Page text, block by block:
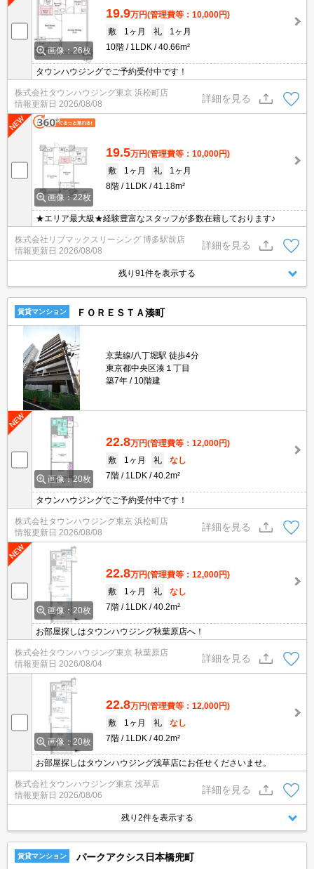
画像：26枚
19.9万円(管理費等：10,000円)
敷
1ヶ月 礼
1ヶ月
10階
1LDK 40.66m²
タウンハウジングでご予約受付中です！
株式会社タウンハウジング東京 浜松町店
情報更新日 2026/08/08
詳細を見る
画像：22枚
19.5万円(管理費等：10,000円)
敷
1ヶ月 礼
1ヶ月
8階
1LDK 41.18m²
★エリア最大級★経験豊富なスタッフが多数在籍しております♪
株式会社リブマックスリーシング 博多駅前店
情報更新日 2026/08/08
詳細を見る
残り91件を表示する
賃貸マンション ＦＯＲＥＳＴＡ湊町
京葉線/八丁堀駅 徒歩4分
東京都中央区湊１丁目
築7年
10階建
画像：20枚
22.8万円(管理費等：12,000円)
敷
1ヶ月 礼
なし
7階
1LDK 40.2m²
タウンハウジングでご予約受付中です！
株式会社タウンハウジング東京 浜松町店
情報更新日 2026/08/08
詳細を見る
画像：20枚
22.8万円(管理費等：12,000円)
敷
1ヶ月 礼
なし
7階
1LDK 40.2m²
お部屋探しはタウンハウジング秋葉原店へ！
株式会社タウンハウジング東京 秋葉原店
情報更新日 2026/08/04
詳細を見る
画像：20枚
22.8万円(管理費等：12,000円)
敷
1ヶ月 礼
なし
7階
1LDK 40.2m²
お部屋探しはタウンハウジング浅草店にお任せくださいませ。
株式会社タウンハウジング東京 浅草店
情報更新日 2026/08/06
詳細を見る
残り2件を表示する
賃貸マンション パークアクシス日本橋兜町